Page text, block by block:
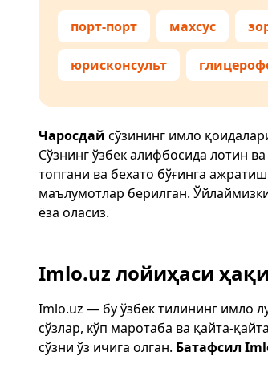
порт-порт махсус
юрисконсульт
Чаросдай сўзининг имло
Сўзнинг ўзбек алифбосида лотин
топгани ва бехато бўғинга
маълумотлар берилган.
ёза оласиз.
Imlo.uz лойиҳаси
Imlo.uz — бу ўзбек тилининг имло
сўзлар, кўп маротаба ва қайта-
сўзни ўз ичига олган. Батафсил